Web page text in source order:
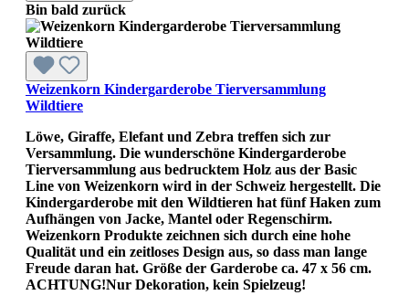
Bin bald zurück
Weizenkorn Kindergarderobe Tierversammlung
Wildtiere
Löwe, Giraffe, Elefant und Zebra treffen sich zur
Versammlung. Die wunderschöne Kindergarderobe
Tierversammlung aus bedrucktem Holz aus der Basic
Line von Weizenkorn wird in der Schweiz hergestellt. Die
Kindergarderobe mit den Wildtieren hat fünf Haken zum
Aufhängen von Jacke, Mantel oder Regenschirm.
Weizenkorn Produkte zeichnen sich durch eine hohe
Qualität und ein zeitloses Design aus, so dass man lange
Freude daran hat. Größe der Garderobe ca. 47 x 56 cm.
ACHTUNG!Nur Dekoration, kein Spielzeug!